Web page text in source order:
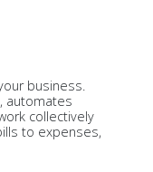
business.
automates
collectively
to expenses,